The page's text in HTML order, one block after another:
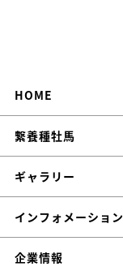
HOME
繋養種牡馬
ギャラリー
インフォメーション
企業情報